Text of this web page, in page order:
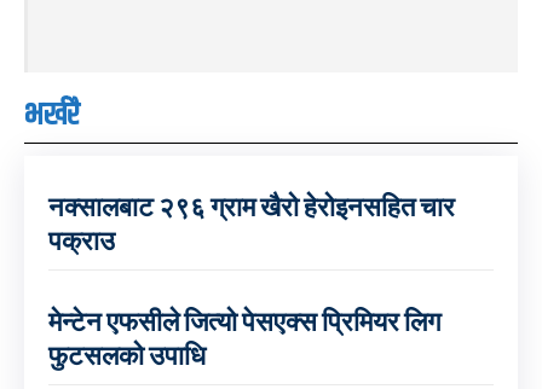
भर्खरै
नक्सालबाट २९६ ग्राम खैरो हेरोइनसहित चार
पक्राउ
मेन्टेन एफसीले जित्यो पेसएक्स प्रिमियर लिग
फुटसलको उपाधि